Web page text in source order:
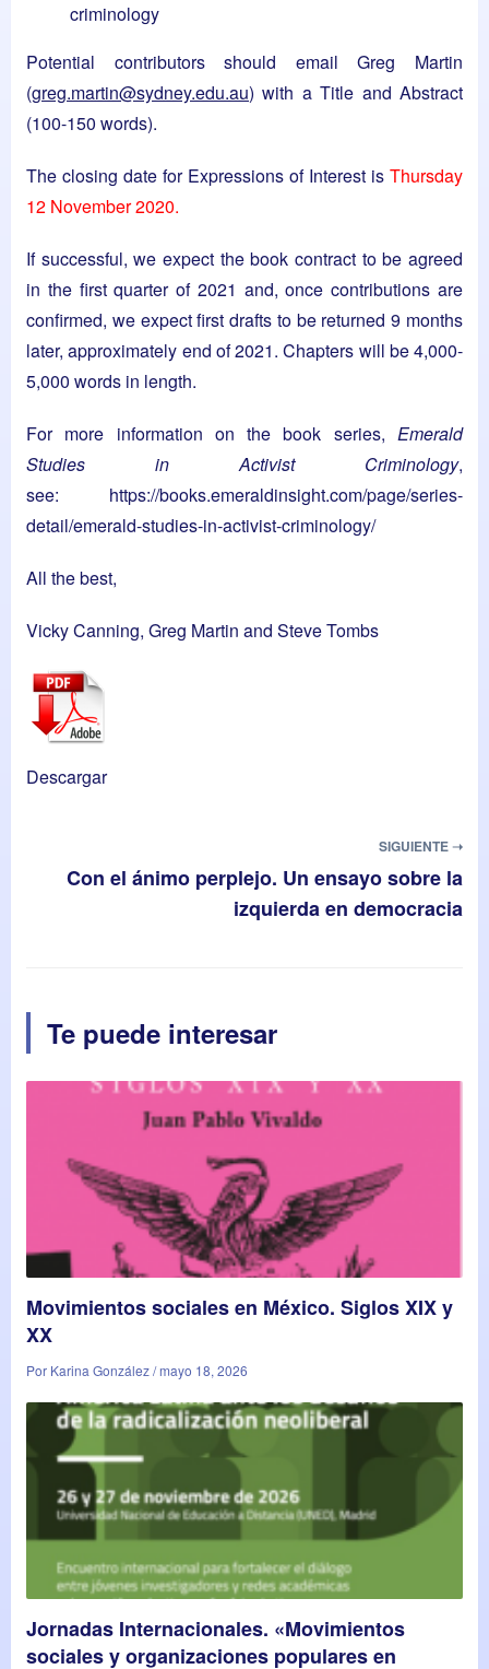
criminology
Potential contributors should email Greg Martin
(greg.martin@sydney.edu.au) with a Title and Abstract
(100-150 words).
The closing date for Expressions of Interest is Thursday
12 November 2020.
If successful, we expect the book contract to be agreed
in the first quarter of 2021 and, once contributions are
confirmed, we expect first drafts to be returned 9 months
later, approximately end of 2021. Chapters will be 4,000-
5,000 words in length.
For more information on the book series, Emerald
Studies in Activist Criminology,
see: https://books.emeraldinsight.com/page/series-
detail/emerald-studies-in-activist-criminology/
All the best,
Vicky Canning, Greg Martin and Steve Tombs
Descargar
SIGUIENTE ➝
Con el ánimo perplejo. Un ensayo sobre la
izquierda en democracia
Te puede interesar
Movimientos sociales en México. Siglos XIX y
XX
Por Karina González / mayo 18, 2026
Jornadas Internacionales. «Movimientos
sociales y organizaciones populares en